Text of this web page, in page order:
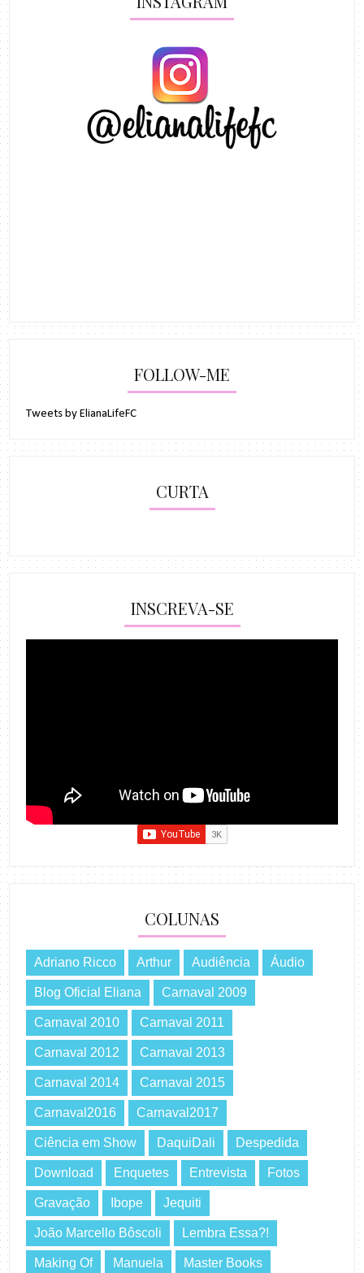
FOLLOW-ME
Tweets by ElianaLifeFC
CURTA
INSCREVA-SE
COLUNAS
Adriano Ricco Arthur Audiência Áudio
Blog Oficial Eliana Carnaval 2009
Carnaval 2010 Carnaval 2011
Carnaval 2012 Carnaval 2013
Carnaval 2014 Carnaval 2015
Carnaval2016 Carnaval2017
Ciência em Show DaquiDali Despedida
Download Enquetes Entrevista Fotos
Gravação Ibope Jequiti
João Marcello Bôscoli Lembra Essa?!
Making Of Manuela Master Books